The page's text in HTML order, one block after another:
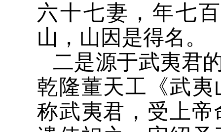
六十七妻，年七
山，山因是得名。
二是源于武夷君
乾隆董天工《武
称武夷君，受上